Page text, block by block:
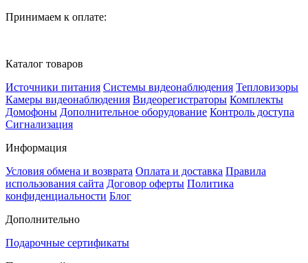
Принимаем к оплате:
Каталог товаров
Источники питания Системы видеонаблюдения Тепловизоры
Камеры видеонаблюдения Видеорегистраторы Комплекты
Домофоны Дополнительное оборудование Контроль доступа
Сигнализация
Информация
Условия обмена и возврата Оплата и доставка Правила
использования сайта Договор оферты Политика
конфиденциальности Блог
Дополнительно
Подарочные сертификаты